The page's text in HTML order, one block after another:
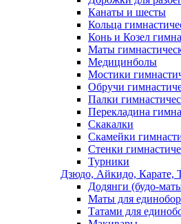
Канаты и шесты
Кольца
Конь и Козел
Маты
Медицинболы
Мостики
Обручи
Палки
Перекладина
Скакалки
Скамейки
Стенки
Турники
Дзюдо, Айкидо, Карате,
Додянги (будо-
Маты для
Татами для